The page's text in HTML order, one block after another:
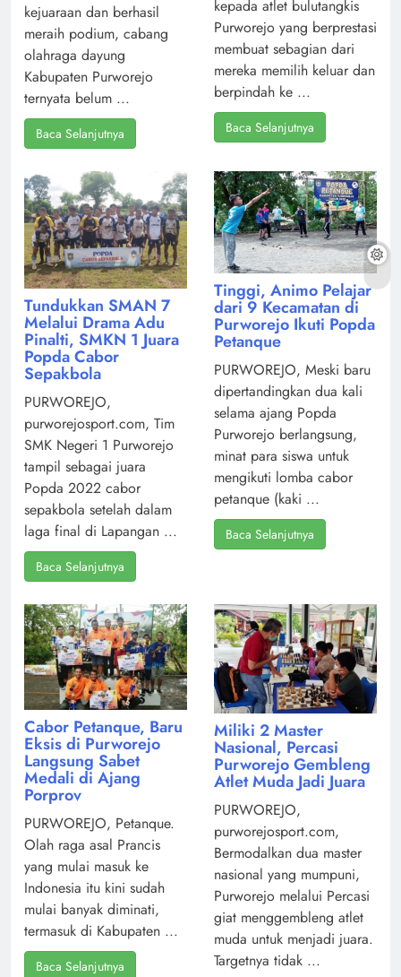
kejuaraan dan berhasil
meraih podium, cabang
olahraga dayung
Kabupaten Purworejo
ternyata belum ...
Baca Selanjutnya
kepada atlet bulutangkis
Purworejo yang berprestasi
membuat sebagian dari
mereka memilih keluar dan
berpindah ke ...
Baca Selanjutnya
Tundukkan SMAN 7
Melalui Drama Adu
Pinalti, SMKN 1 Juara
Popda Cabor
Sepakbola
PURWOREJO,
purworejosport.com, Tim
SMK Negeri 1 Purworejo
tampil sebagai juara
Popda 2022 cabor
sepakbola setelah dalam
laga final di Lapangan ...
Baca Selanjutnya
Tinggi, Animo Pelajar
dari 9 Kecamatan di
Purworejo Ikuti Popda
Petanque
PURWOREJO, Meski baru
dipertandingkan dua kali
selama ajang Popda
Purworejo berlangsung,
minat para siswa untuk
mengikuti lomba cabor
petanque (kaki ...
Baca Selanjutnya
Cabor Petanque, Baru
Eksis di Purworejo
Langsung Sabet
Medali di Ajang
Porprov
PURWOREJO, Petanque.
Olah raga asal Prancis
yang mulai masuk ke
Indonesia itu kini sudah
mulai banyak diminati,
termasuk di Kabupaten ...
Baca Selanjutnya
Miliki 2 Master
Nasional, Percasi
Purworejo Gembleng
Atlet Muda Jadi Juara
PURWOREJO,
purworejosport.com,
Bermodalkan dua master
nasional yang mumpuni,
Purworejo melalui Percasi
giat menggembleng atlet
muda untuk menjadi juara.
Targetnya tidak ...